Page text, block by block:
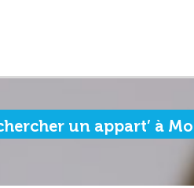
un appart’ à